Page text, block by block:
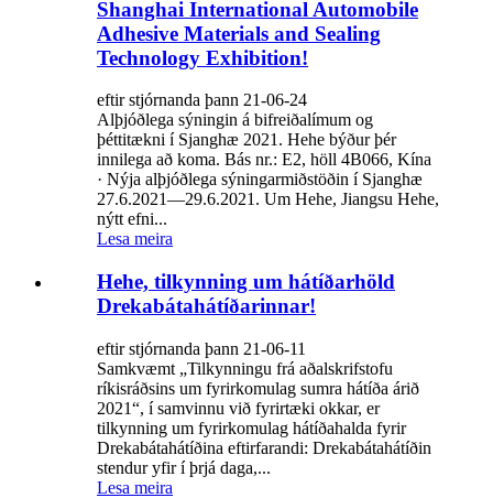
Shanghai International Automobile
Adhesive Materials and Sealing
Technology Exhibition!
eftir stjórnanda þann 21-06-24
Alþjóðlega sýningin á bifreiðalímum og
þéttitækni í Sjanghæ 2021. Hehe býður þér
innilega að koma. Bás nr.: E2, höll 4B066, Kína
· Nýja alþjóðlega sýningarmiðstöðin í Sjanghæ
27.6.2021—29.6.2021. Um Hehe, Jiangsu Hehe,
nýtt efni...
Lesa meira
Hehe, tilkynning um hátíðarhöld
Drekabátahátíðarinnar!
eftir stjórnanda þann 21-06-11
Samkvæmt „Tilkynningu frá aðalskrifstofu
ríkisráðsins um fyrirkomulag sumra hátíða árið
2021“, í samvinnu við fyrirtæki okkar, er
tilkynning um fyrirkomulag hátíðahalda fyrir
Drekabátahátíðina eftirfarandi: Drekabátahátíðin
stendur yfir í þrjá daga,...
Lesa meira